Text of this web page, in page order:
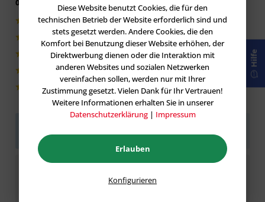
0 von 5 basieren auf 0 Bewertungen
0|0%
0|0%
0|0%
0|0%
Sie die erste Bewertung ab.
Hilfe
Diese Website benutzt Cookies, die für den
technischen Betrieb der Website erforderlich sind und
stets gesetzt werden. Andere Cookies, die den
Komfort bei Benutzung dieser Website erhöhen, der
Direktwerbung dienen oder die Interaktion mit
anderen Websites und sozialen Netzwerken
vereinfachen sollen, werden nur mit Ihrer
Zustimmung gesetzt. Vielen Dank für Ihr Vertrauen!
Weitere Informationen erhalten Sie in unserer
Datenschutzerklärung| Impressum
Erlauben
Konfigurieren